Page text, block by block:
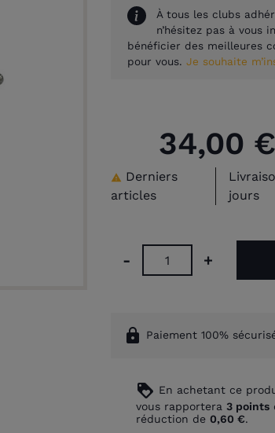
À tous les clubs
n’hésitez pas à vous
bénéficier des meilleures
pour vous. Je souhaite
34,00 €
 Derniers
articles
jours
- +
lock Paiement 100%
loyalty En achetant ce
vous rapportera 3 points
réduction de 0,60 €.